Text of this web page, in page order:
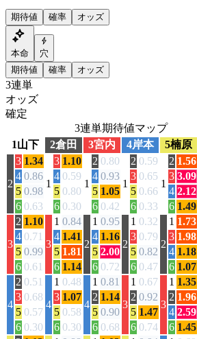
期待値 確率 オッズ
本命
穴
期待値
確率 オッズ
3連単
オッズ
確定
3連単期待値マップ
1山下 2倉田 3宮内 4岸本 5楠原
2
3 1.34
1
3 1.10
1
2 0.80
1
2 0.59
1
2 1.56
4 0.86 4 0.59 4 0.93 3 0.65 3 3.09
5 0.98 5 0.80 5 1.05 5 0.66 4 2.12
6 0.63 6 0.30 6 0.42 6 0.33 6 1.49
3
2 1.10
3
1 0.84
2
1 0.95
2
1 0.32
2
1 1.73
4 0.71 4 1.41 4 1.16 3 0.79 3 1.98
5 0.99 5 1.81 5 2.00 5 0.82 4 1.18
6 0.61 6 1.14 6 0.72 6 0.47 6 1.07
4
2 0.51
4
1 0.48
4
1 0.81
3
1 0.67
3
1 1.35
3 0.68 3 1.07 2 1.14 2 0.92 2 1.96
5 0.57 5 0.58 5 0.90 5 1.47 4 2.59
6 0.30 6 0.30 6 0.68 6 0.74 6 1.45